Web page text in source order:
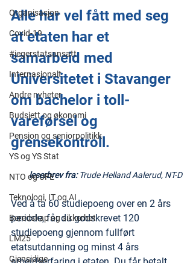
Organisasjon
Covid-19
#jegerstatsansatt
Internasjonalt
Andre nyheter
Budsjett og økonomi
Pensjon og seniorpolitikk
YS og YS Stat
NTO og UFE
Teknologi, IT og AI
Beredskap og sikkerhet
LM25
Gjensidige
Alle har vel fått med seg
at etaten har et
samarbeid med
Universitetet i Stavanger
om bachelor i toll-
vareførsel og
grensekontroll.
leserbrev fra: Trude Helland Aalerud, NT-D
Ved å ta 60 studiepoeng over en 2 års
periode, får du godskrevet 120
studiepoeng gjennom fullført
etatsutdanning og minst 4 års